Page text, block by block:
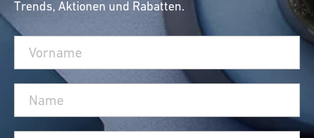
Trends, Aktionen und Rabatten.